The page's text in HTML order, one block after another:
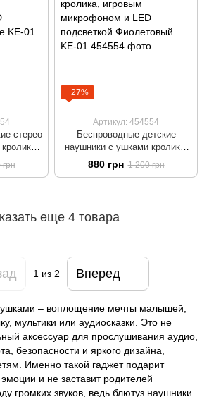
стерео
и LED
KE-01
−27%
Артикул: 454554
Беспроводные детские
наушники с ушками кролика,
игровым микрофоном и LED
подсветкой Фиолетовый KE-
880 грн 1 200 грн
еще 4 товара
1из 2 Вперед
ушками – воплощение мечты малышей,
мультики или аудиосказки. Это не
аксессуар для прослушивания аудио,
безопасности и яркого дизайна,
Именно такой гаджет подарит
и не заставит родителей
громких звуков, ведь блютуз наушники